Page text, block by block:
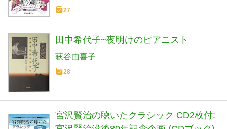
27
田中希代子~夜明けのピアニスト
萩谷由喜子
28
宮沢賢治の聴いたクラシック CD2枚付: